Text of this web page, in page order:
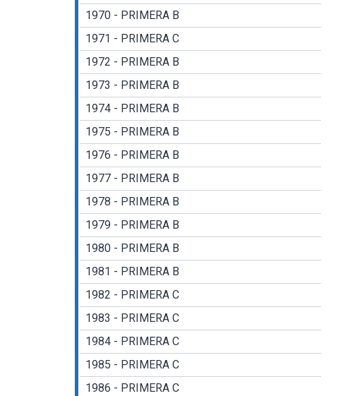
1970 - PRIMERA B
1971 - PRIMERA C
1972 - PRIMERA B
1973 - PRIMERA B
1974 - PRIMERA B
1975 - PRIMERA B
1976 - PRIMERA B
1977 - PRIMERA B
1978 - PRIMERA B
1979 - PRIMERA B
1980 - PRIMERA B
1981 - PRIMERA B
1982 - PRIMERA C
1983 - PRIMERA C
1984 - PRIMERA C
1985 - PRIMERA C
1986 - PRIMERA C